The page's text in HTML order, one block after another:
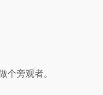
个旁观者。